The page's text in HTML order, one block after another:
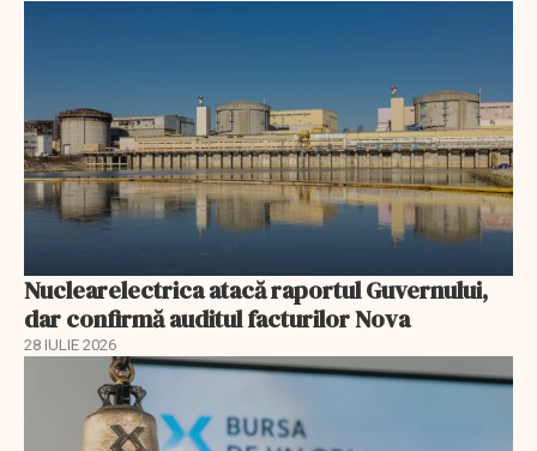
Nuclearelectrica atacă raportul Guvernului,
dar confirmă auditul facturilor Nova
28 IULIE 2026